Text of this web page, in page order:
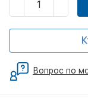
Вопрос по